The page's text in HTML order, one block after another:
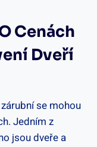
Cenách
Dveří
se mohou
Jedním z
jsou dveře a